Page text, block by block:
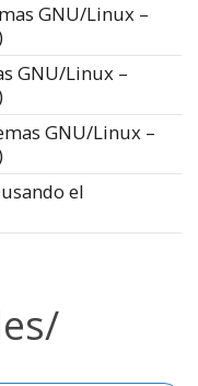
GNU/Linux –
GNU/Linux –
GNU/Linux –
el